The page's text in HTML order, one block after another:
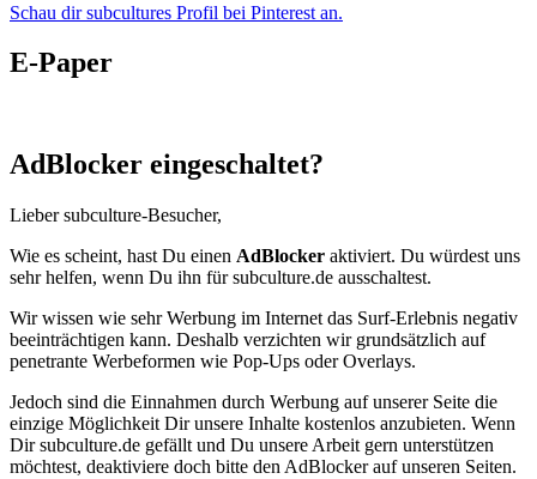
Schau dir subcultures Profil bei Pinterest an.
E-Paper
AdBlocker eingeschaltet?
Lieber subculture-Besucher,
Wie es scheint, hast Du einen AdBlocker aktiviert. Du würdest uns
sehr helfen, wenn Du ihn für subculture.de ausschaltest.
Wir wissen wie sehr Werbung im Internet das Surf-Erlebnis negativ
beeinträchtigen kann. Deshalb verzichten wir grundsätzlich auf
penetrante Werbeformen wie Pop-Ups oder Overlays.
Jedoch sind die Einnahmen durch Werbung auf unserer Seite die
einzige Möglichkeit Dir unsere Inhalte kostenlos anzubieten. Wenn
Dir subculture.de gefällt und Du unsere Arbeit gern unterstützen
möchtest, deaktiviere doch bitte den AdBlocker auf unseren Seiten.